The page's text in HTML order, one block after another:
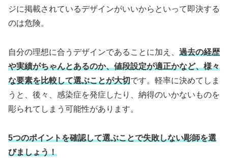
ジに掲載されているデザインがいいからといって即決する
のは危険。
自分の理想に合うデザインであることに加え、 過去の経歴
や実績がちゃんとあるのか、値段設定が適正かなど、様々
な要素を比較して選ぶことが大切です。軽率に決めてしま
うと、後々、感染症を発症したり、納得のいかないものを
彫られてしまう可能性があります。
5つのポイントを確認して選ぶことで失敗しない彫師を選
びましょう！